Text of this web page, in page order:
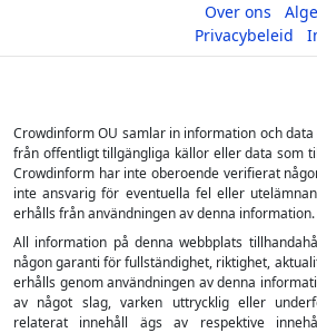
Over ons
Privacybeleid
Crowdinform OU samlar in information och
från offentligt tillgängliga källor eller data som
Crowdinform har inte oberoende verifierat
inte ansvarig för eventuella fel eller
erhålls från användningen av denna information.
All information på denna webbplats
någon garanti för fullständighet, riktighet,
erhålls genom användningen av denna
av något slag, varken uttrycklig eller
relaterat innehåll ägs av respektive